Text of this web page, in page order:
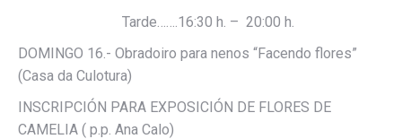
Tarde…….16:30 h. – 20:00 h.
DOMINGO 16.- Obradoiro para nenos “Facendo flores”
(Casa da Culotura)
INSCRIPCIÓN PARA EXPOSICIÓN DE FLORES DE
CAMELIA ( p.p. Ana Calo)